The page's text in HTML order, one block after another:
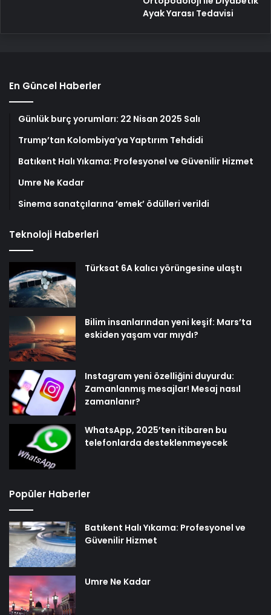
Ayak Yarası Tedavisi
En Güncel Haberler
Günlük burç yorumları: 22 Nisan 2025 Salı
Trump’tan Kolombiya’ya Yaptırım Tehdidi
Batıkent Halı Yıkama: Profesyonel ve Güvenilir Hizmet
Umre Ne Kadar
Sinema sanatçılarına ’emek’ ödülleri verildi
Teknoloji Haberleri
Türksat 6A kalıcı yörüngesine ulaştı
Bilim insanlarından yeni keşif: Mars’ta
eskiden yaşam var mıydı?
Instagram yeni özelliğini duyurdu:
Zamanlanmış mesajlar! Mesaj nasıl
zamanlanır?
WhatsApp, 2025’ten itibaren bu
telefonlarda desteklenmeyecek
Popüler Haberler
Batıkent Halı Yıkama: Profesyonel ve
Güvenilir Hizmet
Umre Ne Kadar